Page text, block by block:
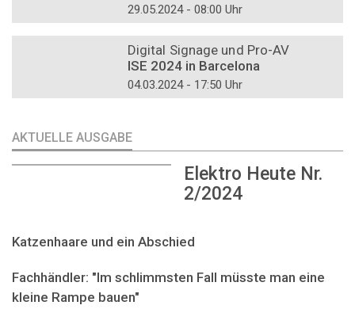
29.05.2024 - 08:00 Uhr
Digital Signage und Pro-AV
ISE 2024 in Barcelona
04.03.2024 - 17:50 Uhr
AKTUELLE AUSGABE
Elektro Heute Nr.
2/2024
Katzenhaare und ein Abschied
Fachhändler: "Im schlimmsten Fall müsste man eine
kleine Rampe bauen"